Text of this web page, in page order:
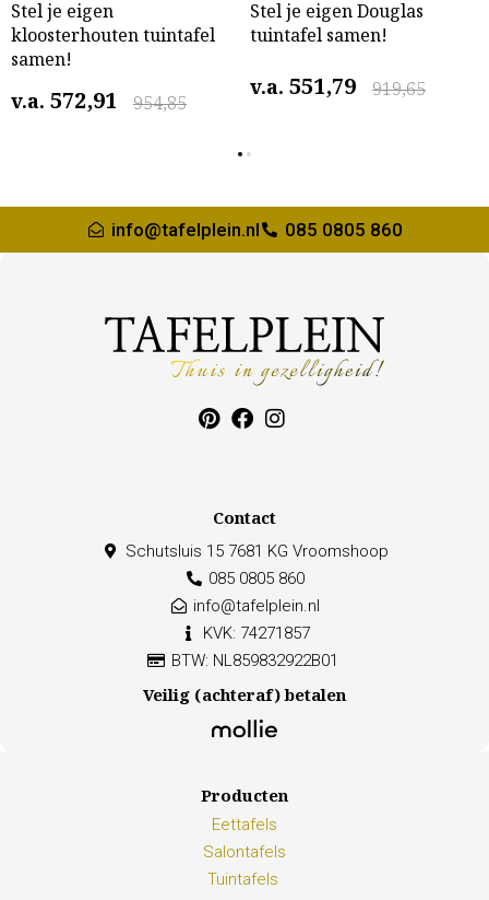
Stel je eigen
kloosterhouten tuintafel
samen!
v.a. 954,85
572,91
Stel je eigen Douglas
tuintafel samen!
v.a. 919,65
551,79
info@tafelplein.nl 085 0805 860
Contact
Schutsluis 15 7681 KG Vroomshoop
085 0805 860
info@tafelplein.nl
KVK: 74271857
BTW: NL859832922B01
Veilig (achteraf) betalen
Producten
Eettafels
Salontafels
Tuintafels